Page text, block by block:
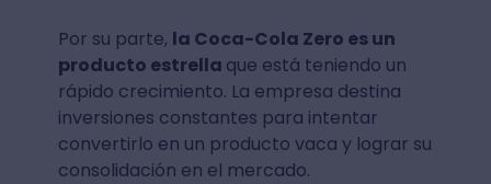
Por su parte, la Coca-Cola Zero es un
producto estrella que está teniendo un
rápido crecimiento. La empresa destina
inversiones constantes para intentar
convertirlo en un producto vaca y lograr su
consolidación en el mercado.